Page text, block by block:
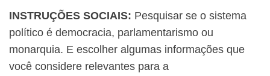
INSTRUÇÕES SOCIAIS: Pesquisar se o sistema
político é democracia, parlamentarismo ou
monarquia. E escolher algumas informações que
você considere relevantes para a